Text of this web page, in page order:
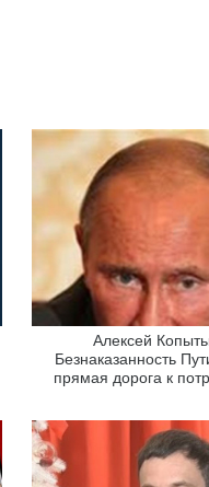
Алексей
Безнаказанность
прямая дорога к